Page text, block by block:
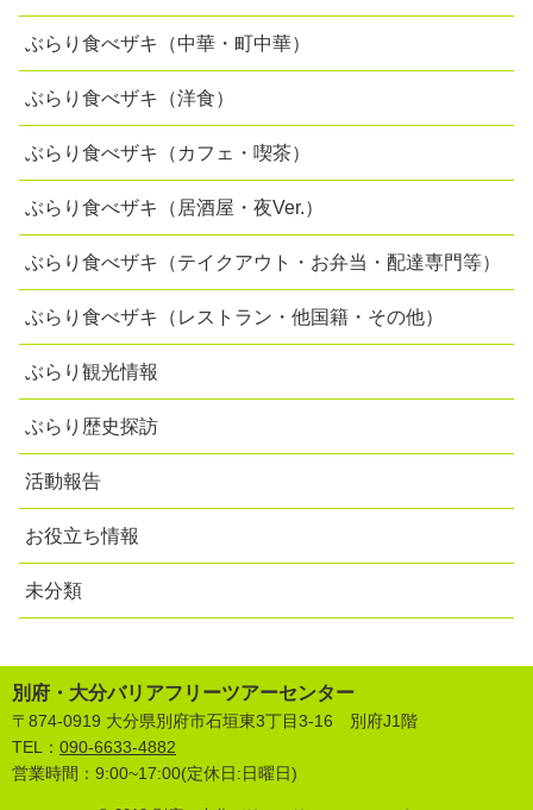
ぶらり食べザキ（中華・町中華）
ぶらり食べザキ（洋食）
ぶらり食べザキ（カフェ・喫茶）
ぶらり食べザキ（居酒屋・夜Ver.）
ぶらり食べザキ（テイクアウト・お弁当・配達専門等）
ぶらり食べザキ（レストラン・他国籍・その他）
ぶらり観光情報
ぶらり歴史探訪
活動報告
お役立ち情報
未分類
別府・大分バリアフリーツアーセンター
〒874-0919 大分県別府市石垣東3丁目3-16 別府J1階
TEL： 090-6633-4882
営業時間：9:00~17:00(定休日:日曜日)